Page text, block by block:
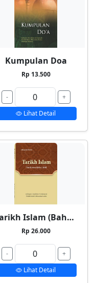
Kumpulan Doa
Rp 13.500
-
+
Lihat Detail
Tarikh Islam (Bahasa Indonesia)
Rp 26.000
-
+
Lihat Detail